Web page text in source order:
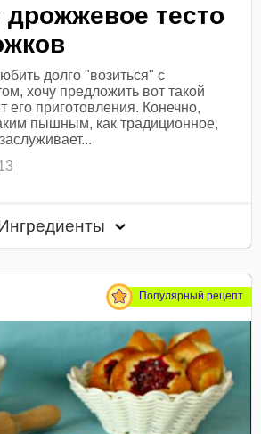
тесто
долго "возиться" с
хочу предложить вот такой
его приготовления. Конечно,
пышным, как традиционное,
Популярный рецепт